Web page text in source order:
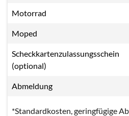
Motorrad
Moped
Scheckkartenzulassungsschein
(optional)
Abmeldung
*Standardkosten, geringfügige